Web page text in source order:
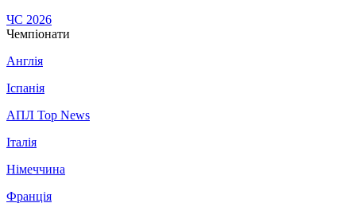
ЧС 2026
Чемпіонати
Англія
Іспанія
АПЛ Top News
Італія
Німеччина
Франція